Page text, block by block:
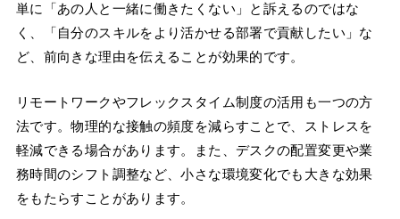
単に「あの人と一緒に働きたくない」と訴えるのではな
く、「自分のスキルをより活かせる部署で貢献したい」な
ど、前向きな理由を伝えることが効果的です。
リモートワークやフレックスタイム制度の活用も一つの方
法です。物理的な接触の頻度を減らすことで、ストレスを
軽減できる場合があります。また、デスクの配置変更や業
務時間のシフト調整など、小さな環境変化でも大きな効果
をもたらすことがあります。